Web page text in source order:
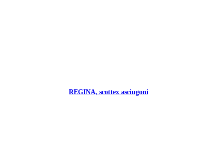
REGINA, scottex asciugoni